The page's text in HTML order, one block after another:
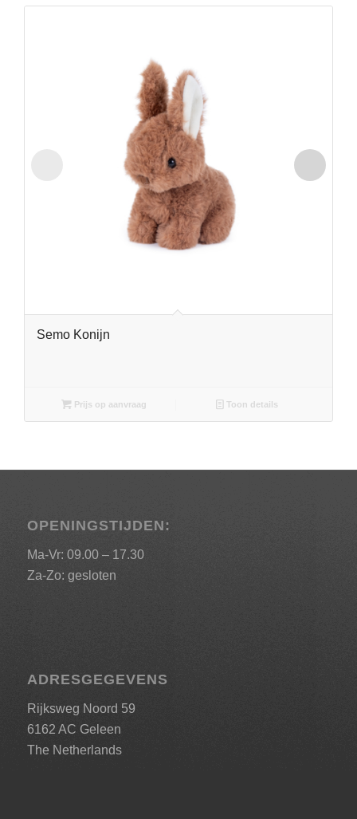
Semo Konijn
Prijs op aanvraag Toon details
OPENINGSTIJDEN:
Ma-Vr: 09.00 – 17.30
Za-Zo: gesloten
ADRESGEGEVENS
Rijksweg Noord 59
6162 AC Geleen
The Netherlands